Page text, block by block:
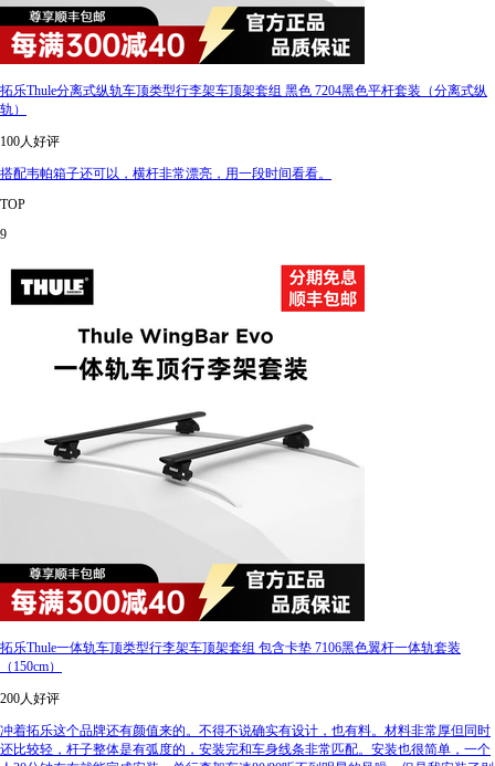
拓乐Thule分离式纵轨车顶类型行李架车顶架套组 黑色 7204黑色平杆套装（分离式纵
轨）
100人好评
搭配韦帕箱子还可以，横杆非常漂亮，用一段时间看看。
TOP
9
拓乐Thule一体轨车顶类型行李架车顶架套组 包含卡垫 7106黑色翼杆一体轨套装
（150cm）
200人好评
冲着拓乐这个品牌还有颜值来的。不得不说确实有设计，也有料。材料非常厚但同时
还比较轻，杆子整体是有弧度的，安装完和车身线条非常匹配。安装也很简单，一个